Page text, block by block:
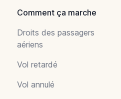
Comment ça marche
Droits des passagers
aériens
Vol retardé
Vol annulé